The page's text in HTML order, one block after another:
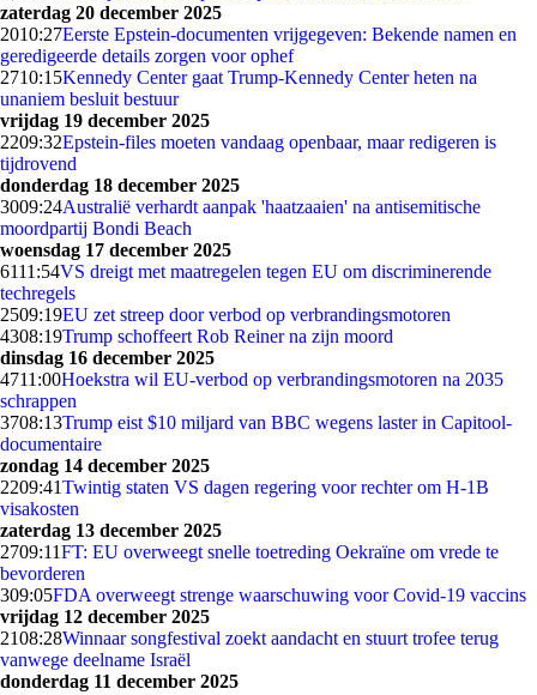
zaterdag 20 december 2025
2010:27Eerste Epstein-documenten vrijgegeven: Bekende namen en
geredigeerde details zorgen voor ophef
2710:15Kennedy Center gaat Trump-Kennedy Center heten na
unaniem besluit bestuur
vrijdag 19 december 2025
2209:32Epstein-files moeten vandaag openbaar, maar redigeren is
tijdrovend
donderdag 18 december 2025
3009:24Australië verhardt aanpak 'haatzaaien' na antisemitische
moordpartij Bondi Beach
woensdag 17 december 2025
6111:54VS dreigt met maatregelen tegen EU om discriminerende
techregels
2509:19EU zet streep door verbod op verbrandingsmotoren
4308:19Trump schoffeert Rob Reiner na zijn moord
dinsdag 16 december 2025
4711:00Hoekstra wil EU-verbod op verbrandingsmotoren na 2035
schrappen
3708:13Trump eist $10 miljard van BBC wegens laster in Capitool-
documentaire
zondag 14 december 2025
2209:41Twintig staten VS dagen regering voor rechter om H-1B
visakosten
zaterdag 13 december 2025
2709:11FT: EU overweegt snelle toetreding Oekraïne om vrede te
bevorderen
309:05FDA overweegt strenge waarschuwing voor Covid-19 vaccins
vrijdag 12 december 2025
2108:28Winnaar songfestival zoekt aandacht en stuurt trofee terug
vanwege deelname Israël
donderdag 11 december 2025